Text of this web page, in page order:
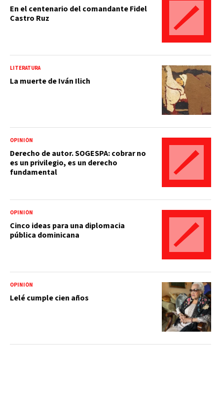
En el centenario del comandante Fidel
Castro Ruz
LITERATURA
La muerte de Iván Ilich
OPINIÓN
Derecho de autor. SOGESPA: cobrar no
es un privilegio, es un derecho
fundamental
OPINIÓN
Cinco ideas para una diplomacia
pública dominicana
OPINIÓN
Lelé cumple cien años